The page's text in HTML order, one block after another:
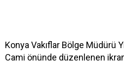
Konya Vakıflar Bölge Müdürü
Cami önünde düzenlenen